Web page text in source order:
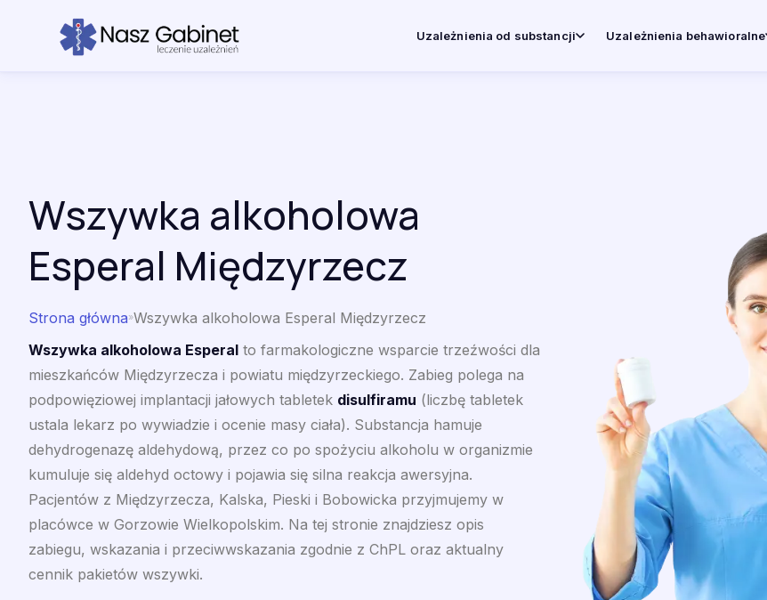
Uzależnienia od substancji Uzależnienia behawioralne
Wszywka alkoholowa
Esperal Międzyrzecz
Strona główna»Wszywka alkoholowa Esperal Międzyrzecz
Wszywka alkoholowa Esperal to farmakologiczne wsparcie trzeźwości dla
mieszkańców Międzyrzecza i powiatu międzyrzeckiego. Zabieg polega na
podpowięziowej implantacji jałowych tabletek disulfiramu (liczbę tabletek
ustala lekarz po wywiadzie i ocenie masy ciała). Substancja hamuje
dehydrogenazę aldehydową, przez co po spożyciu alkoholu w organizmie
kumuluje się aldehyd octowy i pojawia się silna reakcja awersyjna.
Pacjentów z Międzyrzecza, Kalska, Pieski i Bobowicka przyjmujemy w
placówce w Gorzowie Wielkopolskim. Na tej stronie znajdziesz opis
zabiegu, wskazania i przeciwwskazania zgodnie z ChPL oraz aktualny
cennik pakietów wszywki.